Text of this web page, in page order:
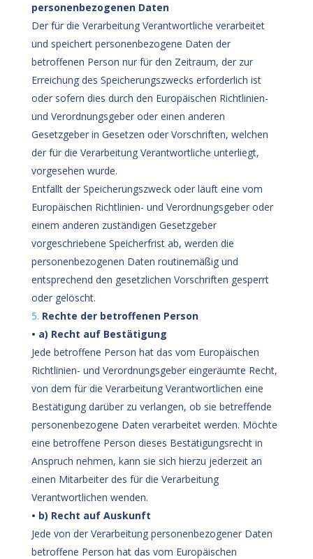
personenbezogenen Daten
Der für die Verarbeitung Verantwortliche verarbeitet
und speichert personenbezogene Daten der
betroffenen Person nur für den Zeitraum, der zur
Erreichung des Speicherungszwecks erforderlich ist
oder sofern dies durch den Europäischen Richtlinien-
und Verordnungsgeber oder einen anderen
Gesetzgeber in Gesetzen oder Vorschriften, welchen
der für die Verarbeitung Verantwortliche unterliegt,
vorgesehen wurde.
Entfällt der Speicherungszweck oder läuft eine vom
Europäischen Richtlinien- und Verordnungsgeber oder
einem anderen zuständigen Gesetzgeber
vorgeschriebene Speicherfrist ab, werden die
personenbezogenen Daten routinemäßig und
entsprechend den gesetzlichen Vorschriften gesperrt
oder gelöscht.
Rechte der betroffenen Person
• a) Recht auf Bestätigung
Jede betroffene Person hat das vom Europäischen
Richtlinien- und Verordnungsgeber eingeräumte Recht,
von dem für die Verarbeitung Verantwortlichen eine
Bestätigung darüber zu verlangen, ob sie betreffende
personenbezogene Daten verarbeitet werden. Möchte
eine betroffene Person dieses Bestätigungsrecht in
Anspruch nehmen, kann sie sich hierzu jederzeit an
einen Mitarbeiter des für die Verarbeitung
Verantwortlichen wenden.
• b) Recht auf Auskunft
Jede von der Verarbeitung personenbezogener Daten
betroffene Person hat das vom Europäischen